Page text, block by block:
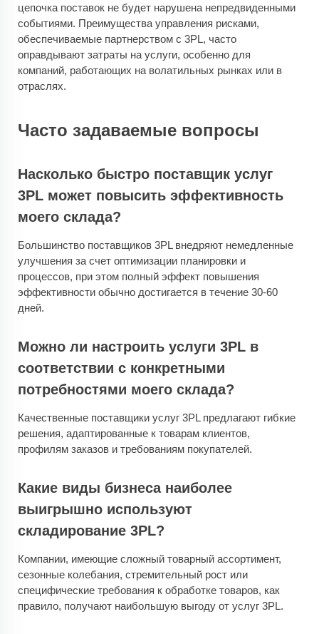
цепочка поставок не будет нарушена непредвиденными
событиями. Преимущества управления рисками,
обеспечиваемые партнерством с 3PL, часто
оправдывают затраты на услуги, особенно для
компаний, работающих на волатильных рынках или в
отраслях.
Часто задаваемые вопросы
Насколько быстро поставщик услуг
3PL может повысить эффективность
моего склада?
Большинство поставщиков 3PL внедряют немедленные
улучшения за счет оптимизации планировки и
процессов, при этом полный эффект повышения
эффективности обычно достигается в течение 30-60
дней.
Можно ли настроить услуги 3PL в
соответствии с конкретными
потребностями моего склада?
Качественные поставщики услуг 3PL предлагают гибкие
решения, адаптированные к товарам клиентов,
профилям заказов и требованиям покупателей.
Какие виды бизнеса наиболее
выигрышно используют
складирование 3PL?
Компании, имеющие сложный товарный ассортимент,
сезонные колебания, стремительный рост или
специфические требования к обработке товаров, как
правило, получают наибольшую выгоду от услуг 3PL.